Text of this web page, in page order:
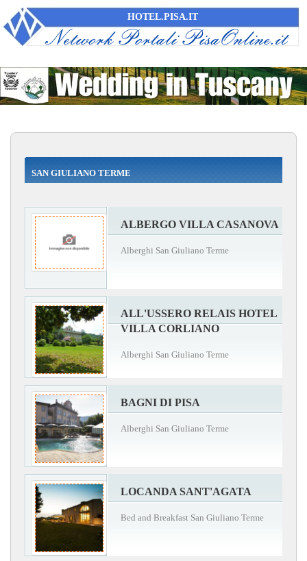
HOTEL.PISA.IT
SAN GIULIANO TERME
ALBERGO VILLA CASANOVA
Alberghi San Giuliano Terme
ALL'USSERO RELAIS HOTEL
VILLA CORLIANO
Alberghi San Giuliano Terme
BAGNI DI PISA
Alberghi San Giuliano Terme
LOCANDA SANT'AGATA
Bed and Breakfast San Giuliano Terme